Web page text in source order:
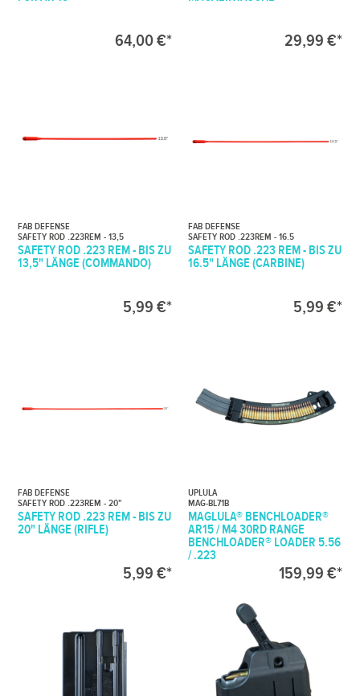
64,00 €* 29,99 €*
FAB DEFENSE
SAFETY ROD .223REM - 13,5
SAFETY ROD .223 REM - BIS ZU
13,5" LÄNGE (COMMANDO)
5,99 €*
FAB DEFENSE
SAFETY ROD .223REM - 16.5
SAFETY ROD .223 REM - BIS ZU
16.5" LÄNGE (CARBINE)
5,99 €*
FAB DEFENSE
SAFETY ROD .223REM - 20"
SAFETY ROD .223 REM - BIS ZU
20" LÄNGE (RIFLE)
5,99 €*
UPLULA
MAG-BL71B
MAGLULA® BENCHLOADER®
AR15 / M4 30RD RANGE
BENCHLOADER® LOADER 5.56
/ .223
159,99 €*